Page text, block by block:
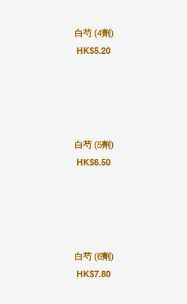
白芍 (4劑)
HK$5.20
白芍 (5劑)
HK$6.50
白芍 (6劑)
HK$7.80